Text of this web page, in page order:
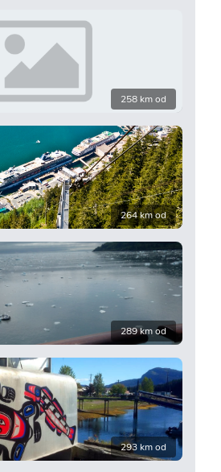
258 km od
264 km od
289 km od
293 km od